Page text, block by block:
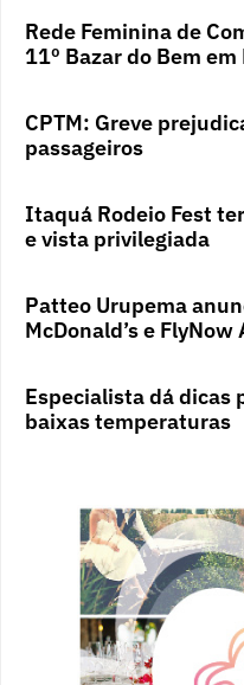
Rede Feminina de
11º Bazar do Bem em
CPTM: Greve
passageiros
Itaquá Rodeio Fest
e vista privilegiada
Patteo Urupema
McDonald’s e FlyNow
Especialista dá dicas
baixas temperaturas